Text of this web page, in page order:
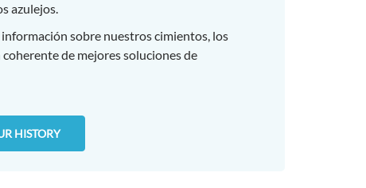
azulejos.
información sobre nuestros cimientos, los
de mejores soluciones de
HISTORY